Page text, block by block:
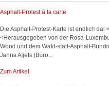
Asphalt-Protest à la carte
Die Asphalt-Protest-Karte ist endlich da!
<Herausgegeben von der Rosa-
Wood und dem Wald-statt-Asphalt-
Janna Aljets (Büro...
Zum Artikel